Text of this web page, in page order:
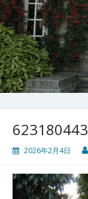
2026年2月4日